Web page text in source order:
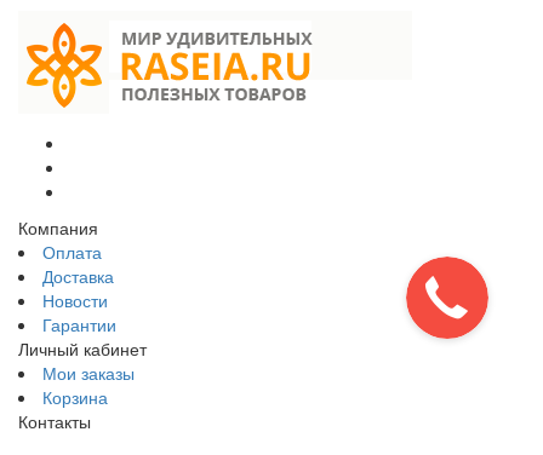
Компания
Оплата
Доставка
Новости
Гарантии
Личный кабинет
Мои заказы
Корзина
Контакты